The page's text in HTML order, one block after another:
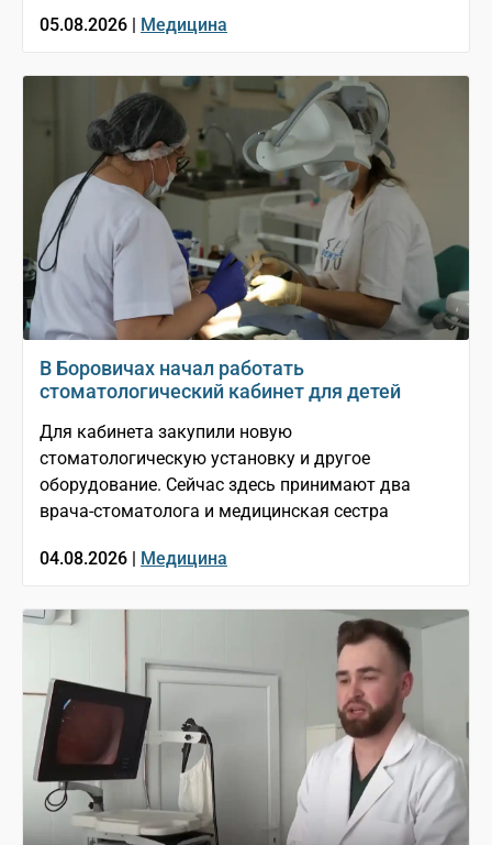
05.08.2026 | Медицина
В Боровичах начал работать
стоматологический кабинет для детей
Для кабинета закупили новую
стоматологическую установку и другое
оборудование. Сейчас здесь принимают два
врача-стоматолога и медицинская сестра
04.08.2026 | Медицина